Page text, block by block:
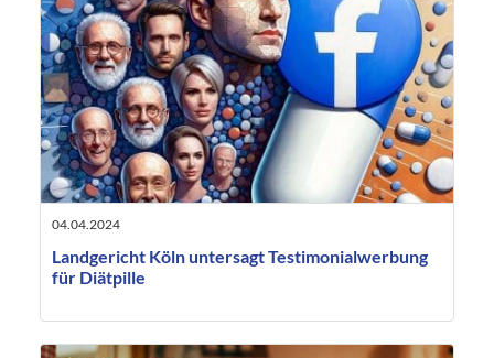
04.04.2024
Landgericht Köln untersagt Testimonialwerbung
für Diätpille